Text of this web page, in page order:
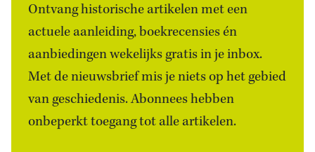
Ontvang historische artikelen met een
actuele aanleiding, boekrecensies én
aanbiedingen wekelijks gratis in je inbox.
Met de nieuwsbrief mis je niets op het gebied
van geschiedenis. Abonnees hebben
onbeperkt toegang tot alle artikelen.